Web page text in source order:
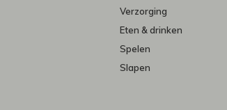
Verzorging
Eten & drinken
Spelen
Slapen